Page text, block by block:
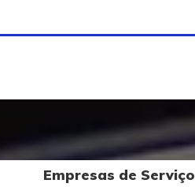
Empresas de Serviço